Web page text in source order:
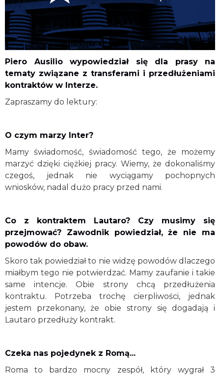
Piero Ausilio wypowiedział się dla prasy na
tematy związane z transferami i przedłużeniami
kontraktów w Interze.
Zapraszamy do lektury:
O czym marzy Inter?
Mamy świadomość, świadomość tego, że możemy
marzyć dzięki ciężkiej pracy. Wiemy, że dokonaliśmy
czegoś, jednak nie wyciągamy pochopnych
wniosków, nadal dużo pracy przed nami.
Co z kontraktem Lautaro? Czy musimy się
przejmować? Zawodnik powiedział, że nie ma
powodów do obaw.
Skoro tak powiedział to nie widzę powodów dlaczego
miałbym tego nie potwierdzać. Mamy zaufanie i takie
same intencje. Obie strony chcą przedłużenia
kontraktu. Potrzeba trochę cierpliwości, jednak
jestem przekonany, że obie strony się dogadają i
Lautaro przedłuży kontrakt.
Czeka nas pojedynek z Romą...
Roma to bardzo mocny zespół, który wygrał 3